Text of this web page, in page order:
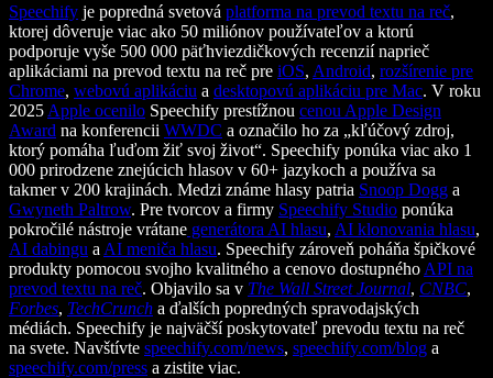
Speechify je popredná svetová platforma na prevod textu na reč,
ktorej dôveruje viac ako 50 miliónov používateľov a ktorú
podporuje vyše 500 000 päťhviezdičkových recenzií naprieč
aplikáciami na prevod textu na reč pre iOS, Android, rozšírenie pre
Chrome, webovú aplikáciu a desktopovú aplikáciu pre Mac. V roku
2025 Apple ocenilo Speechify prestížnou cenou Apple Design
Award na konferencii WWDC a označilo ho za „kľúčový zdroj,
ktorý pomáha ľuďom žiť svoj život“. Speechify ponúka viac ako 1
000 prirodzene znejúcich hlasov v 60+ jazykoch a používa sa
takmer v 200 krajinách. Medzi známe hlasy patria Snoop Dogg a
Gwyneth Paltrow. Pre tvorcov a firmy Speechify Studio ponúka
pokročilé nástroje vrátane generátora AI hlasu, AI klonovania hlasu,
AI dabingu a AI meniča hlasu. Speechify zároveň poháňa špičkové
produkty pomocou svojho kvalitného a cenovo dostupného API na
prevod textu na reč. Objavilo sa v The Wall Street Journal, CNBC,
Forbes, TechCrunch a ďalších popredných spravodajských
médiách. Speechify je najväčší poskytovateľ prevodu textu na reč
na svete. Navštívte speechify.com/news, speechify.com/blog a
speechify.com/press a zistite viac.